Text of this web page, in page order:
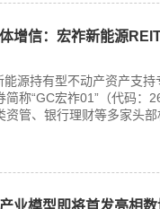
增信：宏祚新能源
源持有型不动产资产支
称“GC宏祚01”（代码：
管、银行理财等多家头部